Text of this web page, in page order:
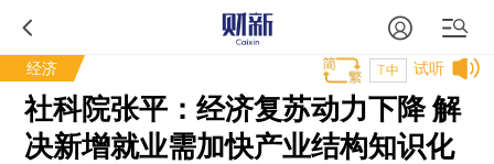
经济 试听
T中
社科院张平：经济复苏动力下降 解
决新增就业需加快产业结构知识化